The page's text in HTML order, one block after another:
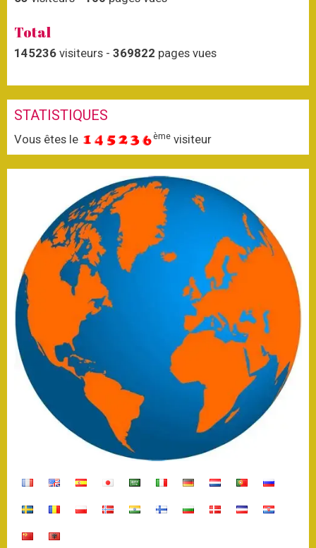
Total
145236 visiteurs - 369822 pages vues
STATISTIQUES
Vous êtes le ème visiteur